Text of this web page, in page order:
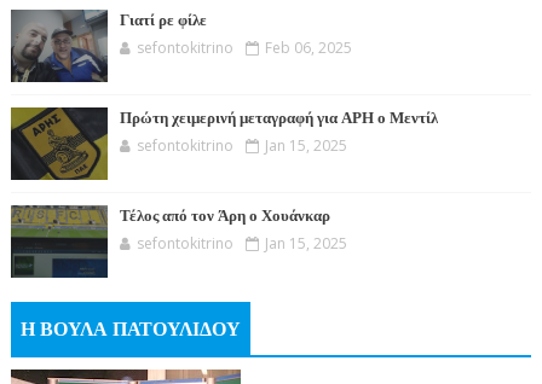
Γιατί ρε φίλε
sefontokitrino Feb 06, 2025
Πρώτη χειμερινή μεταγραφή για ΑΡΗ ο Μεντίλ
sefontokitrino Jan 15, 2025
Τέλος από τον Άρη ο Χουάνκαρ
sefontokitrino Jan 15, 2025
Η ΒΟΥΛΑ ΠΑΤΟΥΛΙΔΟΥ